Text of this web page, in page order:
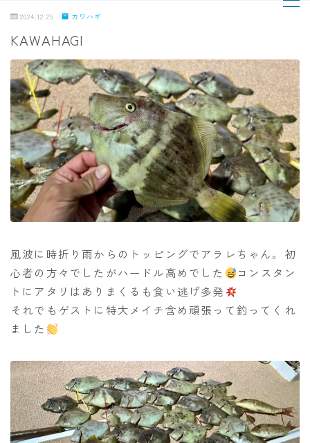
MENU
TOPページ
出船までの流れ
最新釣果
船の紹介
乗船料金
予約状況
2024.12.29 カワハギ
KAWAHAGI
風波に時折り雨からのトッピングでアラレちゃん。初
心者の方々でしたがハードル高めでした
コンスタン
トにアタリはありまくるも食い逃げ多発
それでもゲストに特大メイチ含め頑張って釣ってくれ
ました